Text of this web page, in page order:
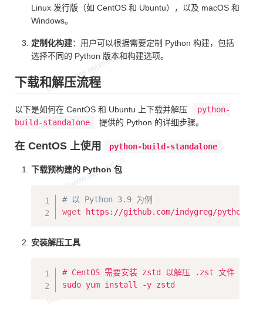
Linux 发行版（如 CentOS 和 Ubuntu），以及 macOS 和
Windows。
定制化构建：用户可以根据需要定制 Python 构建，包括
选择不同的 Python 版本和构建选项。
下载和解压流程
以下是如何在 CentOS 和 Ubuntu 上下载并解压
python-
build-standalone
提供的 Python 的详细步骤。
在 CentOS 上使用 python-build-standalone
下载预构建的 Python 包
# 以 Python 3.9 为例
wget
安装解压工具
# CentOS 需要安装 zstd 以解压 .zst 文件
Copy